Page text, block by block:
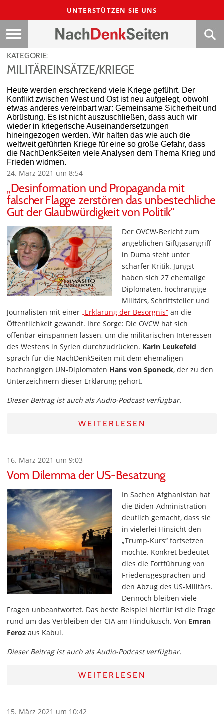
UNTERSTÜTZEN SIE UNS
KATEGORIE:
MILITÄREINSÄTZE/KRIEGE
Heute werden erschreckend viele Kriege geführt. Der
Konflikt zwischen West und Ost ist neu aufgelegt, obwohl
etwas anderes vereinbart war: Gemeinsame Sicherheit und
Abrüstung. Es ist nicht auszuschließen, dass auch wir
wieder in kriegerische Auseinandersetzungen
hineingezogen werden. Wir halten das wie auch die
weltweit geführten Kriege für eine so große Gefahr, dass
die NachDenkSeiten viele Analysen dem Thema Krieg und
Frieden widmen.
24. März 2021 um 8:54
„Desinformation und Propaganda mit
falscher Flagge zerstören das unbestechliche
Gut der Glaubwürdigkeit von Politik“
Der OVCW-Bericht zum
angeblichen Giftgasangriff
in Duma steht unter
scharfer Kritik. Jüngst
haben sich 27 ehemalige
Diplomaten, hochrangige
Militärs, Schriftsteller und
Journalisten mit einer „Erklärung der Besorgnis“ an die
Öffentlichkeit gewandt. Ihre Sorge: Die OVCW hat sich
offenbar einspannen lassen, um die militärischen Interessen
des Westens in Syrien durchzudrücken. Karin Leukefeld
sprach für die NachDenkSeiten mit dem ehemaligen
hochrangigen UN-Diplomaten Hans von Sponeck, der zu den
Unterzeichnern dieser Erklärung gehört.
Dieser Beitrag ist auch als Audio-Podcast verfügbar.
WEITERLESEN
16. März 2021 um 9:03
Vom Dilemma der US-Besatzung
In Sachen Afghanistan hat
die Biden-Administration
deutlich gemacht, dass sie
in vielerlei Hinsicht den
„Trump-Kurs“ fortsetzen
möchte. Konkret bedeutet
dies die Fortführung von
Friedensgesprächen und
den Abzug des US-Militärs.
Dennoch bleiben viele
Fragen unbeantwortet. Das beste Beispiel hierfür ist die Frage
rund um das Verbleiben der CIA am Hindukusch. Von Emran
Feroz aus Kabul.
Dieser Beitrag ist auch als Audio-Podcast verfügbar.
WEITERLESEN
15. März 2021 um 10:42